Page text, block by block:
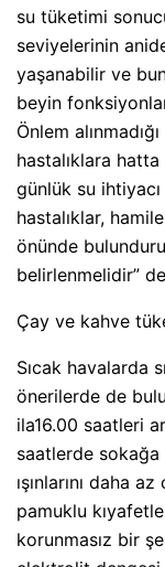
su tüketimi
seviyelerinin
yaşanabilir ve
beyin
Önlem
hastalıklara
günlük su ihtiyacı
hastalıklar,
önünde
belirlenmelidir”
Çay ve kahve
Sıcak havalarda
önerilerde de
ila16.00 saatleri
saatlerde sokağa
ışınlarını daha
pamuklu
korunmasız bir